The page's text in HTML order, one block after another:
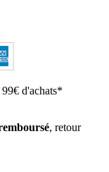
d'achats*
, retour